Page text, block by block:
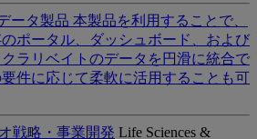
ータ製品 本製品を利用することで、
ポータル、ダッシュボード、および
ラリベイトのデータを円滑に統合で
件に応じて柔軟に活用することも可
戦略・事業開発 Life Sciences &